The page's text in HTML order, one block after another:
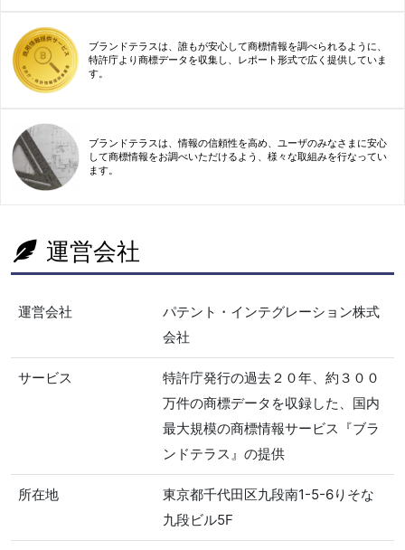
ブランドテラスは、誰もが安心して商標情報を調べられるように、
特許庁より商標データを収集し、レポート形式で広く提供していま
す。
ブランドテラスは、情報の信頼性を高め、ユーザのみなさまに安心
して商標情報をお調べいただけるよう、様々な取組みを行なってい
ます。
運営会社
運営会社
パテント・インテグレーション株式
会社
サービス
特許庁発行の過去２０年、約３００
万件の商標データを収録した、国内
最大規模の商標情報サービス『ブラ
ンドテラス』の提供
所在地
東京都千代田区九段南1-5-6りそな
九段ビル5F